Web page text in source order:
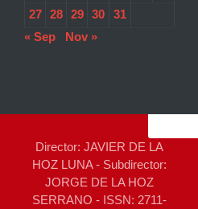
27
28 29 30
31
« Sep
Nov »
Director: JAVIER DE LA
HOZ LUNA - Subdirector:
JORGE DE LA HOZ
SERRANO - ISSN: 2711-